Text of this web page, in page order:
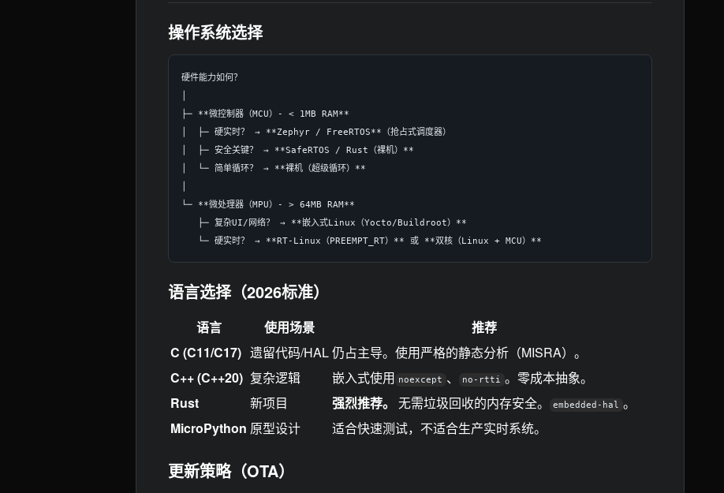
操作系统选择
硬件能力如何？
├─ **微控制器（MCU）- < 1MB RAM**
│  ├─ 硬实时？ → **Zephyr / FreeRTOS**（抢占式调度器）
│  ├─ 安全关键？ → **SafeRTOS / Rust（裸机）**
│  └─ 简单循环？ → **裸机（超级循环）**
└─ **微处理器（MPU）- > 64MB RAM**
   ├─ 复杂UI/网络？ → **嵌入式Linux（Yocto/Buildroot）**
语言选择（2026标准）
语言 使用场景
推荐
C (C11/C17) 遗留代码/HAL仍占主导。使用严格的静态分析（MISRA）。
C++ (C++20) 复杂逻辑 嵌入式使用 noexcept 、 no-rtti 。零成本抽象。
Rust
新项目 强烈推荐。 无需垃圾回收的内存安全。 embedded-hal 。
MicroPython 原型设计 适合快速测试，不适合生产实时系统。
更新策略（OTA）